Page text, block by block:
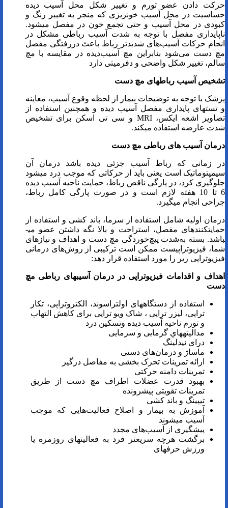
حرکت دادن عضو تورم و تغییر شکل محل آسیب دیده
حساسیت در محل آسیب خونریزی که منجر به تغییر رنگ و
کبودی در محل آسیب و حتی تجمع خون در مفصل می­شود.
ناپایداری مفصل با توجه به شدت آسیب رباطی مشکل در
انجام حرکات آسیب‌های شدید‌تر رباط باعث دررفتگی مفصل
مچ دست می‌شود بنابراین مچ آسیب‌دیده در مقایسه با مچ
سالم، تغییر شکل واضحی و دفرمیتی دارد
تشخیص آسیب رباط­های مچ دست
پزشک با توجه به توضیحات بیمار از لحظه وقوع آسیب، معاینه
و تست­های پایداری مفصل آسیب دیده و همچنین استفاده از
تصاویر اشعه ایکس، MRI و سی تی اسکن برای تشخیص
شدت عارضه استفاده می­کند.
درمان آسیب های رباطی مچ دست
در زمانی که رباط آسیب جزئی دیده باشد درمان آن
سیمپتوماتیک است یعنی باید از حرکاتی که موجب درد می­شود
جلوگیری کرد، در پارگی ناقص رباط، حمایت ناحیه آسیب دیده
6 تا 10 هفته لازم است و در صورت پارگی کامل رباط،
جراحی انجام می­گیرد.
درمان اولیه شامل استفاده از سرما، باند کشی و استفاده از
حمایت­کنندهای مفصل، استراحت و بالا نگه داشتن عضو می­
باشد. بسته به‌شدت پیچ‌خوردگی مچ دست و اهداف و نیازهای
شما، فیزیوتراپیست ممکن است ترکیبی از روش‌های درمانی
فیزیوتراپی زیر را مورد استفاده قرار دهد:
اهداف و اقدامات فیزیوتراپی در درمان آسیب­های رباطی مچ
دست
استفاده از دستگاه­های اولتراسوند، الکتروتراپی، تکار
تراپی، لیزر تراپی ، شاک ویو تراپی برای کاهش التهاب
و تورم ناحیه آسیب دیده وتسکین درد
مداليته­هاي گرمايی و سرمايی
درای نیدلینگ
ماساژ و درمان‌های دستی
ارائه تمرینات تحرک بخشی به مفاصل درگیر
تمرینات دامنه حرکتی
بهبود قدرت عضلات اطراف مچ دست از طریق
تمرینات تقویتی پیشرونده
تیپینگ و باند کشی
آموزش به بیمار و اصلاح فعالیت‌هایی که موجب
آسیب می­شوند
پیشگیری از آسیب‌های مجدد
برگشت هرچه سریع­تر فرد به فعالیت­های روزمره یا
ورزش حرفه­ای